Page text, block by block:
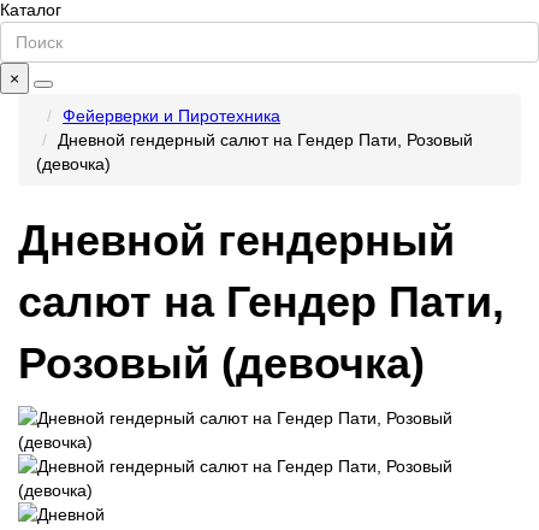
Каталог
×
Фейерверки и Пиротехника
Дневной гендерный салют на Гендер Пати, Розовый
(девочка)
Дневной гендерный
салют на Гендер Пати,
Розовый (девочка)